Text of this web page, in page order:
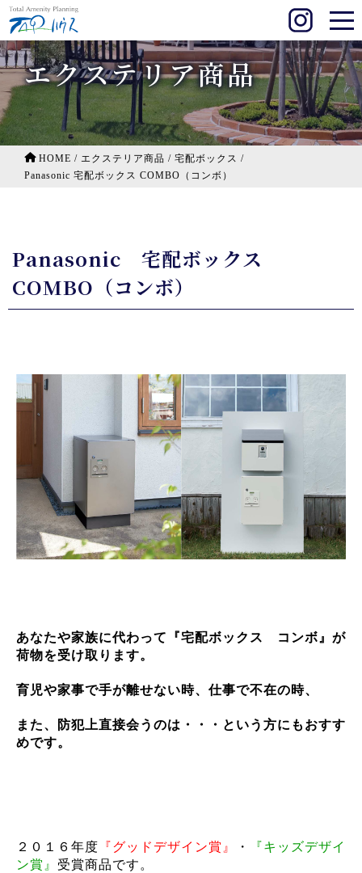
エクステリア商品
HOME / エクステリア商品 / 宅配ボックス /
Panasonic 宅配ボックス COMBO（コンボ）
Panasonic 宅配ボックス
COMBO（コンボ）
あなたや家族に代わって『宅配ボックス コンボ』が
荷物を受け取ります。
育児や家事で手が離せない時、仕事で不在の時、
また、防犯上直接会うのは・・・という方にもおすす
めです。
２０１６年度 『グッドデザイン賞』 ・
『キッズデザイ
ン賞』 受賞商品です。